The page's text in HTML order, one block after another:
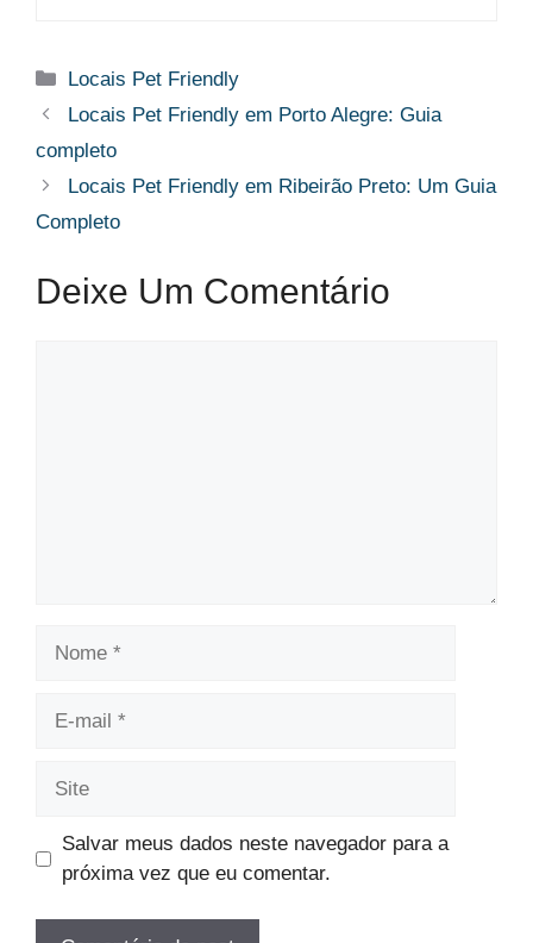
Categorias
Locais Pet Friendly
Locais Pet Friendly em Porto Alegre: Guia
completo
Locais Pet Friendly em Ribeirão Preto: Um Guia
Completo
Deixe Um Comentário
Salvar meus dados neste navegador para a
próxima vez que eu comentar.